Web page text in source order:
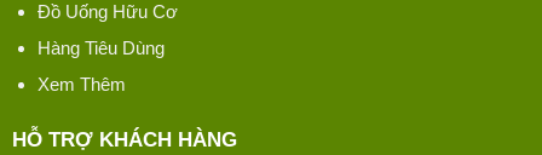
Đồ Uống Hữu Cơ
Hàng Tiêu Dùng
Xem Thêm
HỖ TRỢ KHÁCH HÀNG